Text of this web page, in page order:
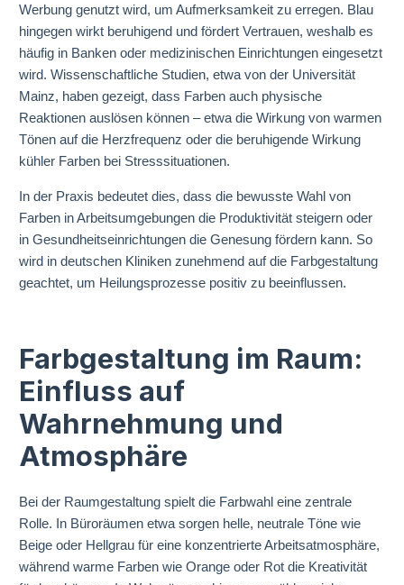
Werbung genutzt wird, um Aufmerksamkeit zu erregen. Blau
hingegen wirkt beruhigend und fördert Vertrauen, weshalb es
häufig in Banken oder medizinischen Einrichtungen eingesetzt
wird. Wissenschaftliche Studien, etwa von der Universität
Mainz, haben gezeigt, dass Farben auch physische
Reaktionen auslösen können – etwa die Wirkung von warmen
Tönen auf die Herzfrequenz oder die beruhigende Wirkung
kühler Farben bei Stresssituationen.
In der Praxis bedeutet dies, dass die bewusste Wahl von
Farben in Arbeitsumgebungen die Produktivität steigern oder
in Gesundheitseinrichtungen die Genesung fördern kann. So
wird in deutschen Kliniken zunehmend auf die Farbgestaltung
geachtet, um Heilungsprozesse positiv zu beeinflussen.
Farbgestaltung im Raum:
Einfluss auf
Wahrnehmung und
Atmosphäre
Bei der Raumgestaltung spielt die Farbwahl eine zentrale
Rolle. In Büroräumen etwa sorgen helle, neutrale Töne wie
Beige oder Hellgrau für eine konzentrierte Arbeitsatmosphäre,
während warme Farben wie Orange oder Rot die Kreativität